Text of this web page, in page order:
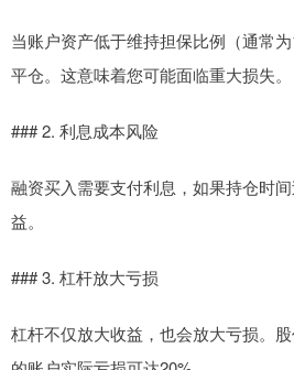
当账户资产低于维持担保比例（通常
平仓。这意味着您可能面临重大损失。
### 2. 利息成本风险
融资买入需要支付利息，如果持仓时
益。
### 3. 杠杆放大亏损
杠杆不仅放大收益，也会放大亏损。